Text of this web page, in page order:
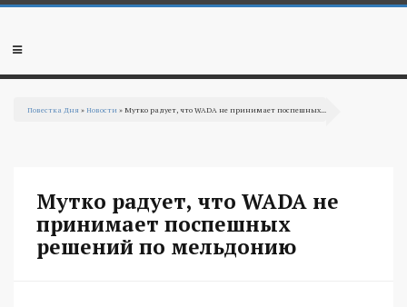
Перейти к основному содержанию
Мобильное
Повестка Дня »Новости » Мутко радует, что WADA не принимает поспешных...
Мутко радует, что WADA не
принимает поспешных
решений по мельдонию